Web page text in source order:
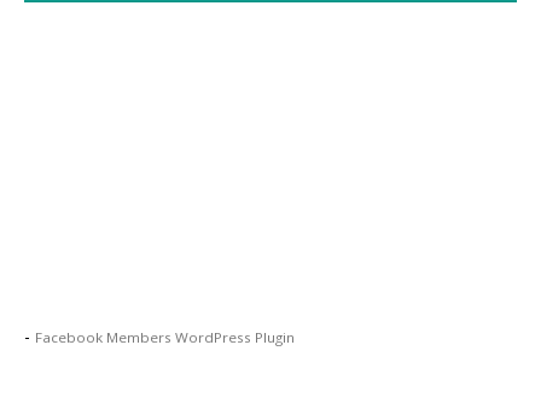
- Facebook Members WordPress Plugin